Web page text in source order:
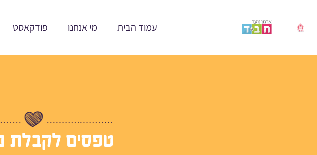
עמוד הבית מי אנחנו פודקאסט
טפסים לקבלת